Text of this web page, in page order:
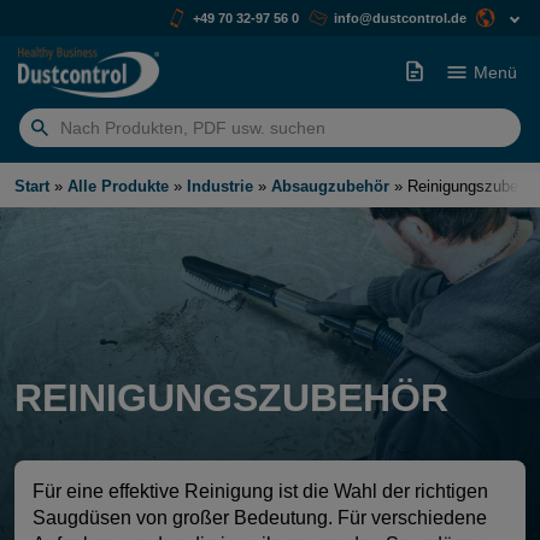
+49 70 32-97 56 0 info@dustcontrol.de
Suchen
nach:
Menü
Start » Alle Produkte » Industrie » Absaugzubehör » Reinigungszubehör
REINIGUNGSZUBEHÖR
Für eine effektive Reinigung ist die Wahl der richtigen
Saugdüsen von großer Bedeutung. Für verschiedene